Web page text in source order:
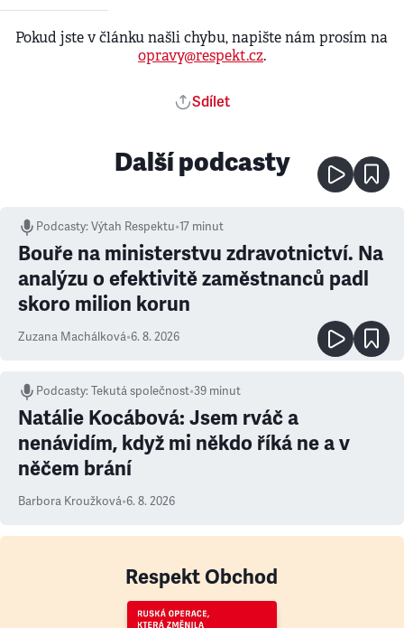
Pokud jste v článku našli chybu, napište nám prosím na
opravy@respekt.cz.
Sdílet
Další podcasty
Podcasty:Výtah Respektu•17 minut
Bouře na ministerstvu zdravotnictví. Na
analýzu o efektivitě zaměstnanců padl
skoro milion korun
Zuzana Machálková•6. 8. 2026
Podcasty:Tekutá společnost•39 minut
Natálie Kocábová: Jsem rváč a
nenávidím, když mi někdo říká ne a v
něčem brání
Barbora Kroužková•6. 8. 2026
Respekt Obchod